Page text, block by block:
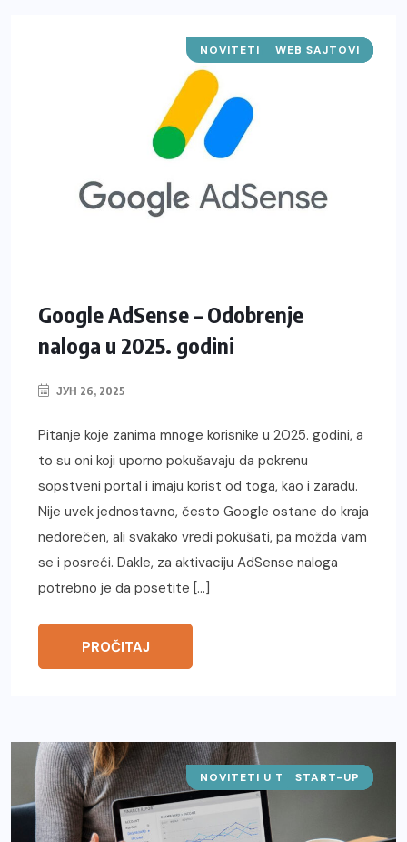
IT
NOVITETI U TEHNOLOGIJI
START-UP
WEB SAJTOVI
Google AdSense – Odobrenje
naloga u 2025. godini
ЈУН 26, 2025
Pitanje koje zanima mnoge korisnike u 2025. godini, a
to su oni koji uporno pokušavaju da pokrenu
sopstveni portal i imaju korist od toga, kao i zaradu.
Nije uvek jednostavno, često Google ostane do kraja
nedorečen, ali svakako vredi pokušati, pa možda vam
se i posreći. Dakle, za aktivaciju AdSense naloga
potrebno je da posetite […]
PROČITAJ
IT
NOVITETI U TEHNOLOGIJI
SAJTOVI
START-UP